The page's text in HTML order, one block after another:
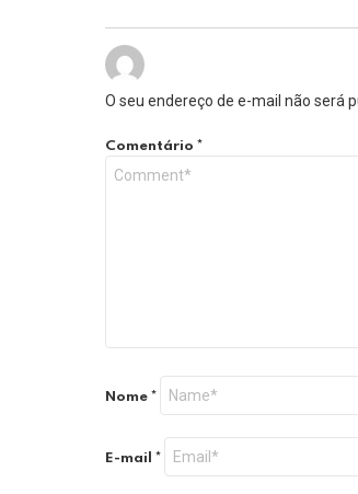
O seu endereço de e-mail não será
Comentário *
Nome *
E-mail *